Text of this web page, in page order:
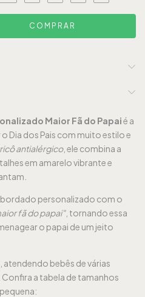
Maior Fã do Papaié a
Dia dos Pais com muito estilo e
antialérgico, ele combina a
em amarelo vibrante e
personalizado com o
fã do papai", tornando essa
o papai de um jeito
atendendo bebês de várias
a tabela de tamanhos